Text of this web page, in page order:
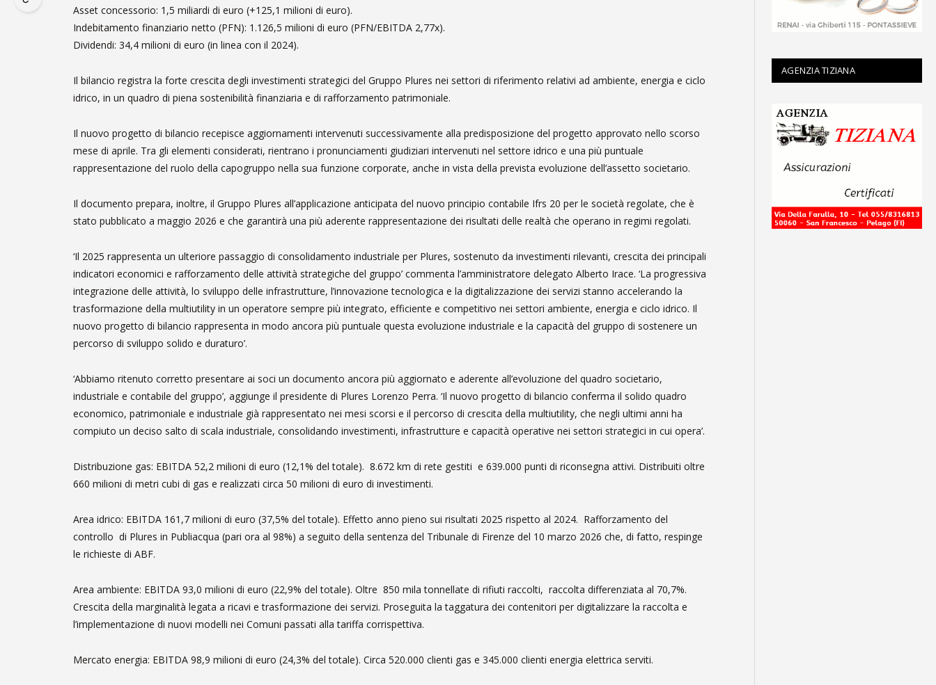
Asset concessorio: 1,5 miliardi di euro (+125,1 milioni di euro).
Indebitamento finanziario netto (PFN): 1.126,5 milioni di euro (PFN/EBITDA 2,77x).
Dividendi: 34,4 milioni di euro (in linea con il 2024).
Il bilancio registra la forte crescita degli investimenti strategici del Gruppo Plures nei settori di riferimento relativi ad ambiente, energia e ciclo
idrico, in un quadro di piena sostenibilità finanziaria e di rafforzamento patrimoniale.
Il nuovo progetto di bilancio recepisce aggiornamenti intervenuti successivamente alla predisposizione del progetto approvato nello scorso
mese di aprile. Tra gli elementi considerati, rientrano i pronunciamenti giudiziari intervenuti nel settore idrico e una più puntuale
rappresentazione del ruolo della capogruppo nella sua funzione corporate, anche in vista della prevista evoluzione dell’assetto societario.
Il documento prepara, inoltre, il Gruppo Plures all’applicazione anticipata del nuovo principio contabile Ifrs 20 per le società regolate, che è
stato pubblicato a maggio 2026 e che garantirà una più aderente rappresentazione dei risultati delle realtà che operano in regimi regolati.
‘Il 2025 rappresenta un ulteriore passaggio di consolidamento industriale per Plures, sostenuto da investimenti rilevanti, crescita dei principali
indicatori economici e rafforzamento delle attività strategiche del gruppo’ commenta l’amministratore delegato Alberto Irace. ‘La progressiva
integrazione delle attività, lo sviluppo delle infrastrutture, l’innovazione tecnologica e la digitalizzazione dei servizi stanno accelerando la
trasformazione della multiutility in un operatore sempre più integrato, efficiente e competitivo nei settori ambiente, energia e ciclo idrico. Il
nuovo progetto di bilancio rappresenta in modo ancora più puntuale questa evoluzione industriale e la capacità del gruppo di sostenere un
percorso di sviluppo solido e duraturo’.
‘Abbiamo ritenuto corretto presentare ai soci un documento ancora più aggiornato e aderente all’evoluzione del quadro societario,
industriale e contabile del gruppo’, aggiunge il presidente di Plures Lorenzo Perra. ‘Il nuovo progetto di bilancio conferma il solido quadro
economico, patrimoniale e industriale già rappresentato nei mesi scorsi e il percorso di crescita della multiutility, che negli ultimi anni ha
compiuto un deciso salto di scala industriale, consolidando investimenti, infrastrutture e capacità operative nei settori strategici in cui opera’.
Distribuzione gas: EBITDA 52,2 milioni di euro (12,1% del totale). 8.672 km di rete gestiti e 639.000 punti di riconsegna attivi. Distribuiti oltre
660 milioni di metri cubi di gas e realizzati circa 50 milioni di euro di investimenti.
Area idrico: EBITDA 161,7 milioni di euro (37,5% del totale). Effetto anno pieno sui risultati 2025 rispetto al 2024. Rafforzamento del
controllo di Plures in Publiacqua (pari ora al 98%) a seguito della sentenza del Tribunale di Firenze del 10 marzo 2026 che, di fatto, respinge
le richieste di ABF.
Area ambiente: EBITDA 93,0 milioni di euro (22,9% del totale). Oltre 850 mila tonnellate di rifiuti raccolti, raccolta differenziata al 70,7%.
Crescita della marginalità legata a ricavi e trasformazione dei servizi. Proseguita la taggatura dei contenitori per digitalizzare la raccolta e
l’implementazione di nuovi modelli nei Comuni passati alla tariffa corrispettiva.
Mercato energia: EBITDA 98,9 milioni di euro (24,3% del totale). Circa 520.000 clienti gas e 345.000 clienti energia elettrica serviti.
AGENZIA TIZIANA